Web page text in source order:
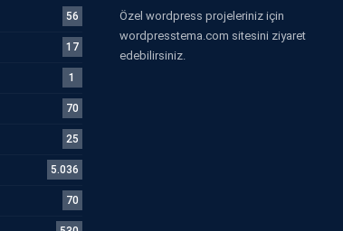
56
17
1
70
25
5.036
70
Özel wordpress projeleriniz için
wordpresstema.com sitesini ziyaret
edebilirsiniz.